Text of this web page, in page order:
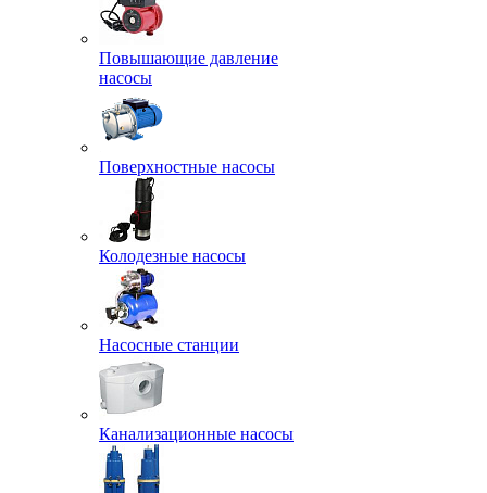
Повышающие давление
насосы
Поверхностные насосы
Колодезные насосы
Насосные станции
Канализационные насосы